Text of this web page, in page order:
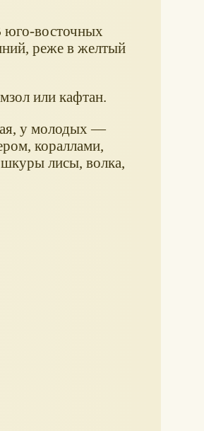
юго-восточных
реже в желтый
или кафтан.
у молодых —
кораллами,
лисы, волка,